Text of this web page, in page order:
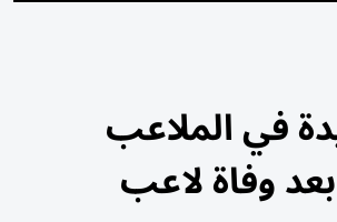
في الملاعب
بعد وفاة لاعب